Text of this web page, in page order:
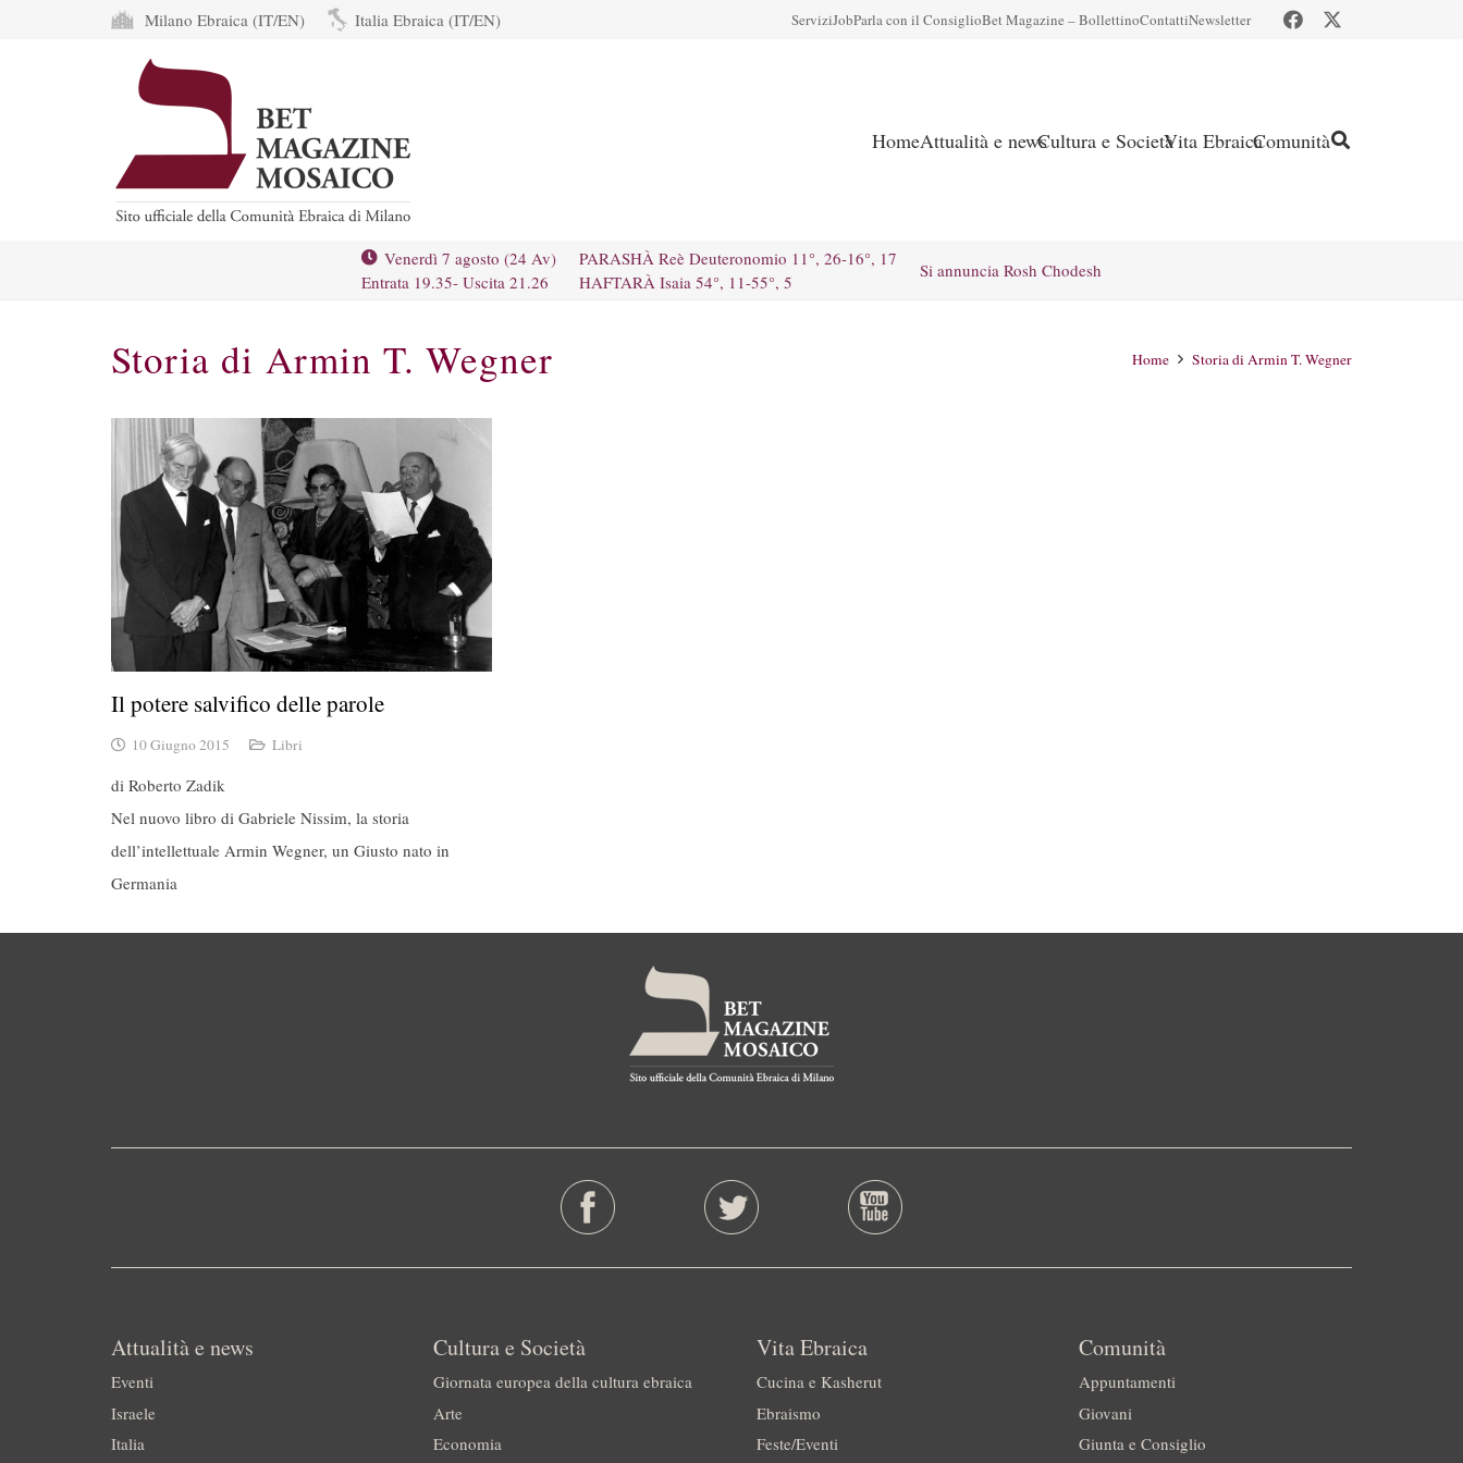
Milano Ebraica (IT/EN) Italia Ebraica (IT/EN) ServiziJobParla con il ConsiglioBet Magazine – BollettinoContattiNewsletter
HomeAttualità e newsCultura e SocietàVita EbraicaComunità
Venerdì 7 agosto (24 Av)
Entrata 19.35- Uscita 21.26
PARASHÀ Reè Deuteronomio 11°, 26-16°, 17
HAFTARÀ Isaia 54°, 11-55°, 5
Si annuncia Rosh Chodesh
Storia di Armin T. Wegner Home Storia di Armin T. Wegner
Il potere salvifico delle parole
10 Giugno 2015 Libri
di Roberto Zadik
Nel nuovo libro di Gabriele Nissim, la storia
dell’intellettuale Armin Wegner, un Giusto nato in
Germania
Attualità e news
Eventi
Israele
Italia
Cultura e Società
Giornata europea della cultura ebraica
Arte
Economia
Vita Ebraica
Cucina e Kasherut
Ebraismo
Feste/Eventi
Comunità
Appuntamenti
Giovani
Giunta e Consiglio